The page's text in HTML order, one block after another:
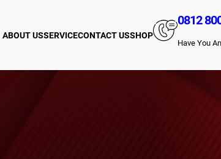
ABOUT USSERVICECONTACT USSHOP
0812
Have You